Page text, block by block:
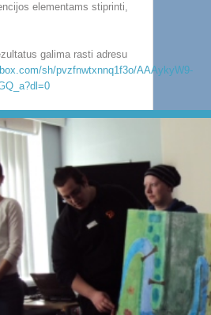
elementams stiprinti,
galima rasti adresu
sh/pvzfnwtxnnq1f3o/AAAykyW9-